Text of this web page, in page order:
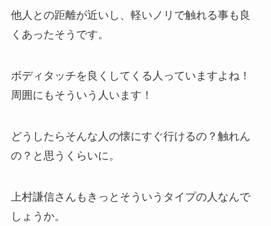
他人との距離が近いし、軽いノリで触れる事も良
くあったそうです。
ボディタッチを良くしてくる人っていますよね！
周囲にもそういう人います！
どうしたらそんな人の懐にすぐ行けるの？触れん
の？と思うくらいに。
上村謙信さんもきっとそういうタイプの人なんで
しょうか。